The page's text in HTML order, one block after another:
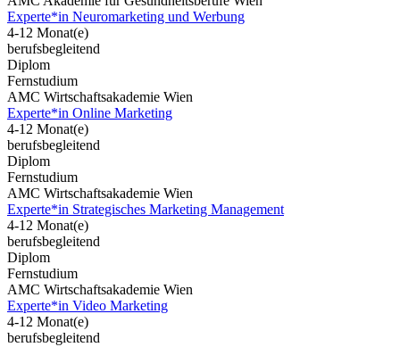
Experte*in Neuromarketing und Werbung
4-12 Monat(e)
berufsbegleitend
Diplom
Fernstudium
AMC Wirtschaftsakademie Wien
Experte*in Online Marketing
4-12 Monat(e)
berufsbegleitend
Diplom
Fernstudium
AMC Wirtschaftsakademie Wien
Experte*in Strategisches Marketing Management
4-12 Monat(e)
berufsbegleitend
Diplom
Fernstudium
AMC Wirtschaftsakademie Wien
Experte*in Video Marketing
4-12 Monat(e)
berufsbegleitend